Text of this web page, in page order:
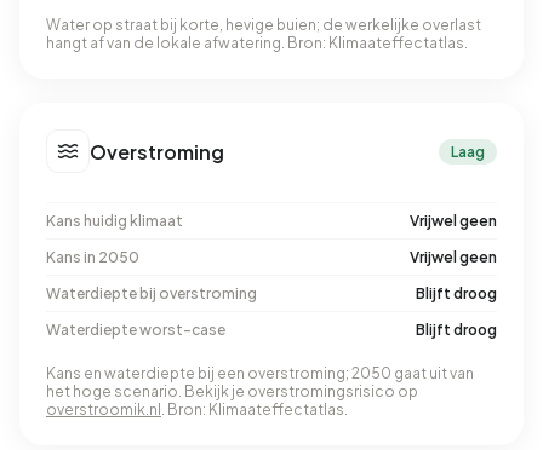
Water op straat bij korte, hevige buien; de werkelijke overlast
hangt af van de lokale afwatering. Bron: Klimaateffectatlas.
Overstroming Laag
Kans huidig klimaat
Vrijwel geen
Kans in 2050
Vrijwel geen
Waterdiepte bij overstroming
Blijft droog
Waterdiepte worst-case
Blijft droog
Kans en waterdiepte bij een overstroming; 2050 gaat uit van
het hoge scenario. Bekijk je overstromingsrisico op
overstroomik.nl . Bron: Klimaateffectatlas.